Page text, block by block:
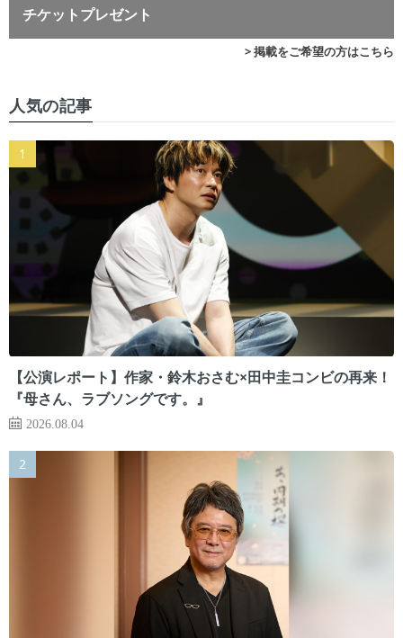
チケットプレゼント
> 掲載をご希望の方はこちら
人気の記事
【公演レポート】作家・鈴木おさむ×田中圭コンビの再来！
『母さん、ラブソングです。』
2026.08.04